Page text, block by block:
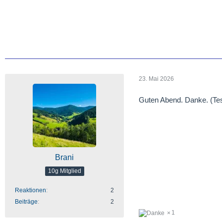
Brani
10g Mitglied
Reaktionen
2
Beiträge
2
23. Mai 2026
Guten Abend. Danke.
1